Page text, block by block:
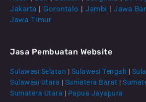
Jakarta | Gorontalo | Jambi | Jawa
Jawa Timur
Jasa Pembuatan Website
Sulawesi Selatan | Sulawesi Tengah |
Sulawesi Utara | Sumatera Barat |
Sumatera Utara | Papua Jayapura